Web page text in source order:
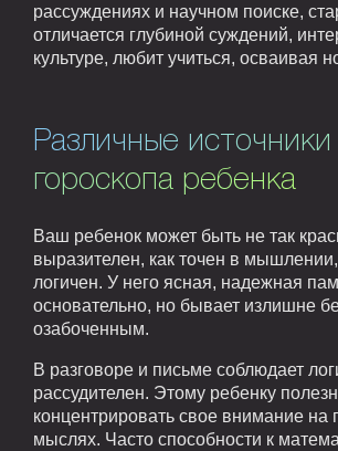
рассуждениях и научном поиске,
отличается глубиной суждений,
культуре, любит учиться, осваивая
Различные источники
гороскопа ребенка
Ваш ребенок может быть не так
выразителен, как точен в мышлении,
логичен. У него ясная, надежная
основательно, но бывает излишне
озабоченным.
В разговоре и письме соблюдает
рассудителен. Этому ребенку
концентрировать свое внимание на
мыслях. Часто способности к